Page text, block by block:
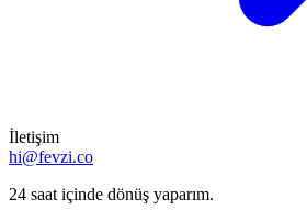
İletişim
hi@fevzi.co
24 saat içinde dönüş yaparım.